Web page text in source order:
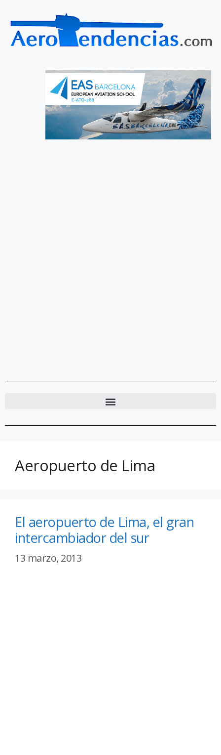
Aeropuerto de Lima
El aeropuerto de Lima, el gran
intercambiador del sur
13 marzo, 2013